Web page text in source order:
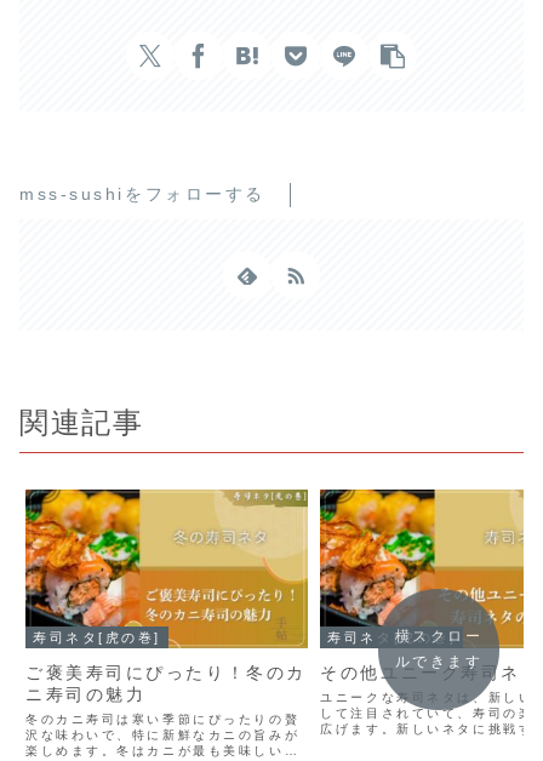
mss-sushiをフォローする
関連記事
寿司ネタ[虎の巻]
ご褒美寿司にぴったり！冬のカ
ニ寿司の魅力
冬のカニ寿司は寒い季節にぴったりの贅
沢な味わいで、特に新鮮なカニの旨みが
楽しめます。冬はカニが最も美味しい季
寿司ネタ[虎の巻]
その他ユニーク寿司ネ
ユニークな寿司ネタは、新しい
して注目されていて、寿司の楽
広げます。新しいネタに挑戦す
横スクロー
ルできます